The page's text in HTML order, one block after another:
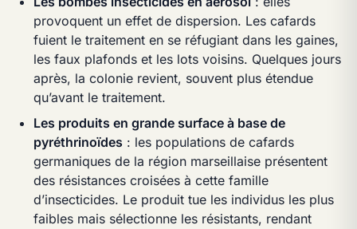
provoquent un effet de dispersion. Les cafards
fuient le traitement en se réfugiant dans les gaines,
les faux plafonds et les lots voisins. Quelques jours
après, la colonie revient, souvent plus étendue
qu’avant le traitement.
Les produits en grande surface à base de
pyréthrinoïdes : les populations de cafards
germaniques de la région marseillaise présentent
des résistances croisées à cette famille
d’insecticides. Le produit tue les individus les plus
faibles mais sélectionne les résistants, rendant